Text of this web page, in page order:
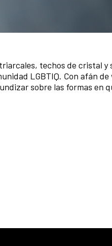
techos de cristal y
LGBTIQ. Con afán de
sobre las formas en